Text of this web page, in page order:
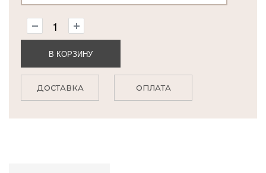
В КОРЗИНУ
ДОСТАВКА ОПЛАТА